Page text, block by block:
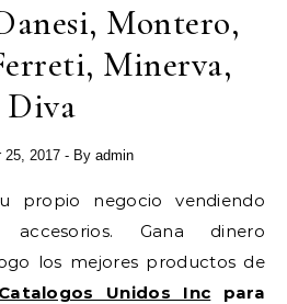
Montero,
Minerva,
Diva
25, 2017 - By admin
Gana dinero
los mejores productos de
Catalogos Unidos Inc para